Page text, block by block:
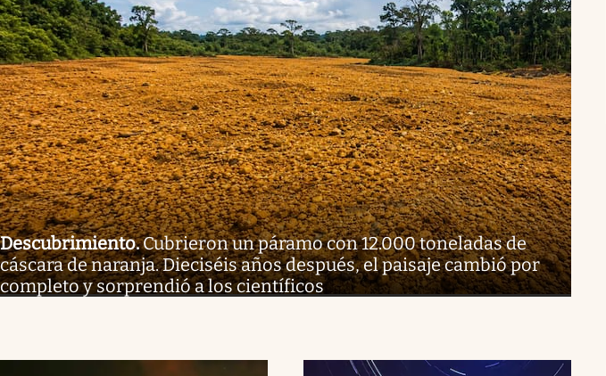
Descubrimiento.Cubrieron un páramo con 12.000 toneladas de
cáscara de naranja. Dieciséis años después, el paisaje cambió por
completo y sorprendió a los científicos